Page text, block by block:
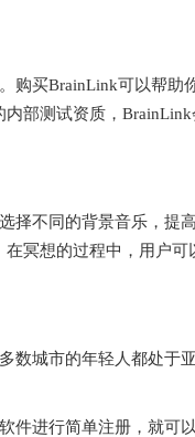
买BrainLink可以帮助
部测试资质，
不同的背景音乐，提
冥想的过程中，用户
城市的年轻人都处于
进行简单注册，就可